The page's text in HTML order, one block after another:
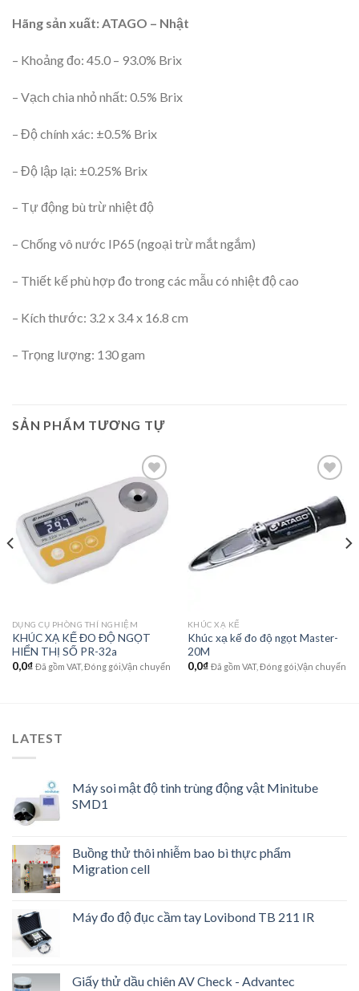
Hãng sản xuất: ATAGO – Nhật
– Khoảng đo: 45.0 – 93.0% Brix
– Vạch chia nhỏ nhất: 0.5% Brix
– Độ chính xác: ±0.5% Brix
– Độ lập lại: ±0.25% Brix
– Tự động bù trừ nhiệt độ
– Chống vô nước IP65 (ngoại trừ mắt ngắm)
– Thiết kế phù hợp đo trong các mẫu có nhiệt độ cao
– Kích thước: 3.2 x 3.4 x 16.8 cm
– Trọng lượng: 130 gam
SẢN PHẨM TƯƠNG TỰ
wishlist
DỤNG CỤ PHÒNG THÍ NGHIỆM
KHÚC XẠ KẾ ĐO ĐỘ NGỌT
HIỂN THỊ SỐ PR-32a
0,0₫ Đã gồm VAT, Đóng gói,Vận chuyển
Add to
wishlist
KHÚC XẠ KẾ
Khúc xạ kế đo độ ngọt Master-
20M
0,0₫ Đã gồm VAT, Đóng gói,Vận chuyển
LATEST
Máy soi mật độ tinh trùng động vật Minitube
SMD1
Buồng thử thôi nhiễm bao bì thực phẩm
Migration cell
Máy đo độ đục cầm tay Lovibond TB 211 IR
Giấy thử dầu chiên AV Check - Advantec